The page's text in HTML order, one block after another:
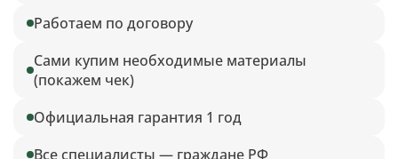
Работаем по договору
Сами купим необходимые материалы
(покажем чек)
Официальная гарантия 1 год
Все специалисты — граждане РФ